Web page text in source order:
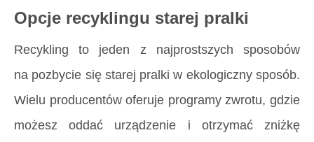
Opcje recyklingu starej pralki
Recykling to jeden z najprostszych sposobów
na pozbycie się starej pralki w ekologiczny sposób.
Wielu producentów oferuje programy zwrotu, gdzie
możesz oddać urządzenie i otrzymać zniżkę